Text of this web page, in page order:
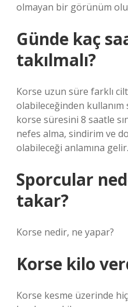
olmayan bir görünüm
Günde kaç
takılmalı?
Korse uzun süre farklı
olabileceğinden kullanım
korse süresini 8 saatle
nefes alma, sindirim ve
olabileceği anlamına gelir.
Sporcular
takar?
Korse nedir, ne yapar?
Korse kilo
Korse kesme üzerinde